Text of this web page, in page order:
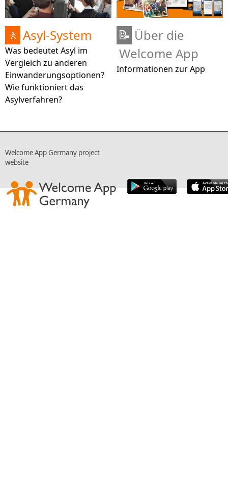
🚶 Asyl-System
Was bedeutet Asyl im
Vergleich zu anderen
Einwanderungsoptionen?
Wie funktioniert das
Asylverfahren?
📝 Über die
Welcome App
Informationen zur App
Welcome App Germany project
website